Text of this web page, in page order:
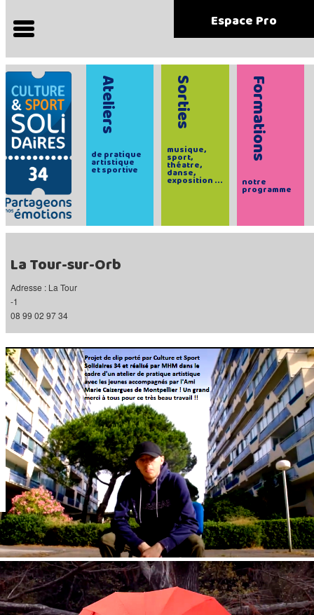
Espace Pro
Ateliers
de pratique
artistique
et sportive
Sorties
musique,
sport,
théatre,
danse,
exposition ...
Formations
notre
programme
La Tour-sur-Orb
Adresse : La Tour
-1
08 99 02 97 34